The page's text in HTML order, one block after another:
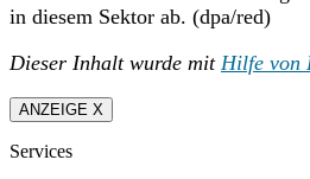
in diesem Sektor ab. (dpa/red)
Dieser Inhalt wurde mit Hilfe von
ANZEIGE X
Services